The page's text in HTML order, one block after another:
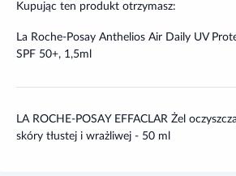
Kupując ten produkt otrzymasz:
La Roche-Posay Anthelios Air Daily UV
SPF 50+, 1,5ml
LA ROCHE-POSAY EFFACLAR Żel
skóry tłustej i wrażliwej - 50 ml